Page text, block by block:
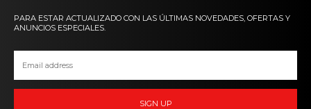
PARA ESTAR ACTUALIZADO CON LAS ÚLTIMAS NOVEDADES, OFERTAS Y
ANUNCIOS ESPECIALES.
SIGN UP